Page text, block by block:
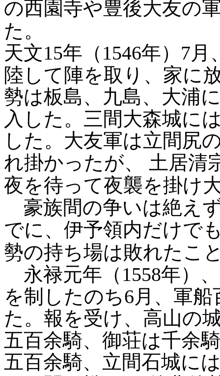
の西園寺や豊後大友の
た。
天文15年（1546年）7
陸して陣を取り、家に
勢は板島、九島、大浦
入した。三間大森城に
した。大友軍は立間尻
れ掛かったが、
土居清
夜を待って夜襲を掛け
豪族間の争いは絶え
でに、伊予領内だけで
勢の持ち場は敗れたこ
永禄元年（1558年）
を制したのち6月、軍
た。報を受け、高山の
五百余騎、御荘は千余
五百余騎、立間石城に